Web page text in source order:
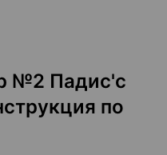
№2 Падис'с
по